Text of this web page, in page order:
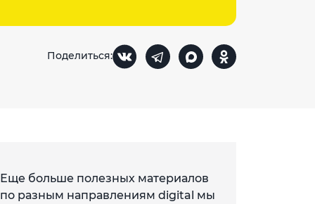
Поделиться:
Еще больше полезных материалов
по разным направлениям digital мы